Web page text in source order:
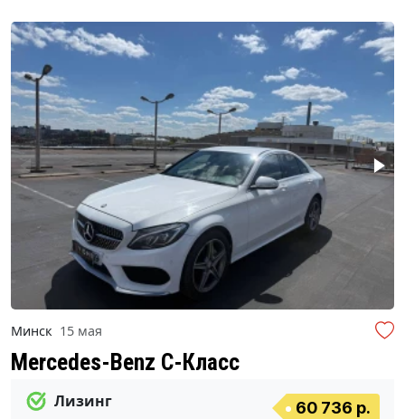
Минск 15 мая
Mercedes-Benz C-Класс
Лизинг
60 736 р.